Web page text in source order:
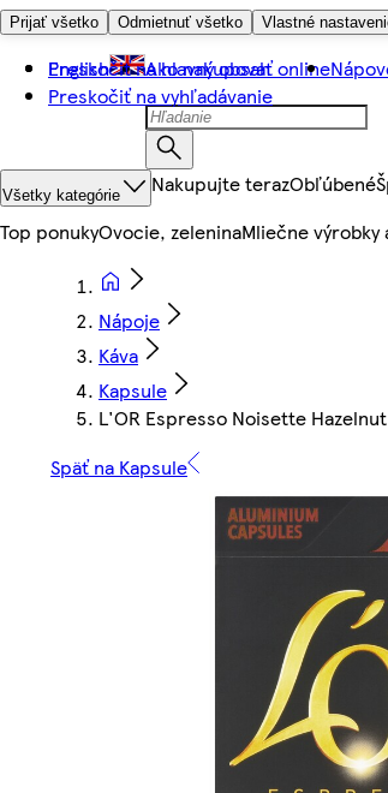
Prijať všetko Odmietnuť všetko Vlastné
Preskočiť na hlavný obsah
Preskočiť na vyhľadávanie
English Ako nakupovať online
Všetky kategórie Nakupujte terazObľúbené
Top ponukyOvocie, zeleninaMliečne výrobky
Nápoje
Káva
Kapsule
L'OR Espresso Noisette
Späť na Kapsule